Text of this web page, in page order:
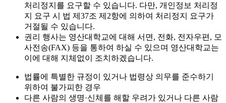
처리정지를 요구할 수 있습니다. 다만, 개인정보 처리정
지 요구 시 법 제37조 제2항에 의하여 처리정지 요구가
거절될 수 있습니다.
권리 행사는 영산대학교에 대해 서면, 전화, 전자우편, 모
사전송(FAX) 등을 통하여 하실 수 있으며 영산대학교는
이에 대해 지체없이 조치하겠습니다.
법률에 특별한 규정이 있거나 법령상 의무를 준수하기
위하여 불가피한 경우
다른 사람의 생명·신체를 해할 우려가 있거나 다른 사람